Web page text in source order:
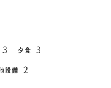
3 夕食 3
設備 2